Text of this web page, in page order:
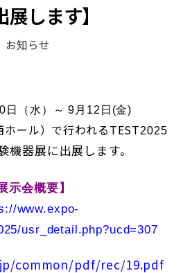
します】
お知らせ
（水）～ 9月12日(金)
ール）で行われるTEST2025
機器展に出展します。
示会概要】
www.expo-
usr_detail.php?ucd=307
common/pdf/rec/19.pdf